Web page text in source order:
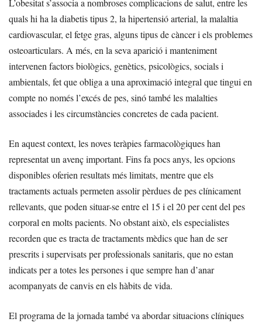
L’obesitat s’associa a nombroses complicacions de salut, entre les
quals hi ha la diabetis tipus 2, la hipertensió arterial, la malaltia
cardiovascular, el fetge gras, alguns tipus de càncer i els problemes
osteoarticulars. A més, en la seva aparició i manteniment
intervenen factors biològics, genètics, psicològics, socials i
ambientals, fet que obliga a una aproximació integral que tingui en
compte no només l’excés de pes, sinó també les malalties
associades i les circumstàncies concretes de cada pacient.
En aquest context, les noves teràpies farmacològiques han
representat un avenç important. Fins fa pocs anys, les opcions
disponibles oferien resultats més limitats, mentre que els
tractaments actuals permeten assolir pèrdues de pes clínicament
rellevants, que poden situar-se entre el 15 i el 20 per cent del pes
corporal en molts pacients. No obstant això, els especialistes
recorden que es tracta de tractaments mèdics que han de ser
prescrits i supervisats per professionals sanitaris, que no estan
indicats per a totes les persones i que sempre han d’anar
acompanyats de canvis en els hàbits de vida.
El programa de la jornada també va abordar situacions clíniques